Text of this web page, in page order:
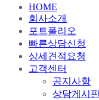
HOME
회사소개
포트폴리오
빠른상담신청
상세견적요청
고객센터
공지사항
상담게시